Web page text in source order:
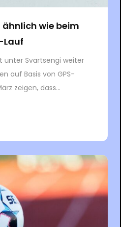
wie beim
unter Svartsengi weiter
auf Basis von GPS-
zeigen, dass...